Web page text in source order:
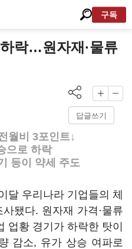
구독
락…원자재·물류
답글쓰기
월비 3포인트↓
으로 하락
등이 약세 주도
달 우리나라 기업들의 체
됐다. 원자재 가격·물류
업황 경기가 하락한 탓이
감소, 유가 상승 여파로